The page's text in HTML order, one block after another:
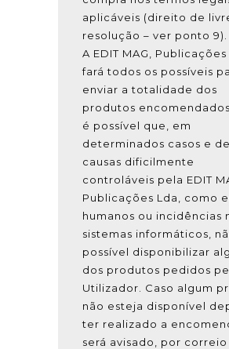
aplicáveis (direito de
resolução – ver ponto 9).
A EDIT MAG, Publicações
fará todos os possíveis
enviar a totalidade dos
produtos
é possível que, em
determinados casos e
causas dificilmente
controláveis pela EDIT
Publicações Lda, como
humanos ou incidências
sistemas informáticos,
possível disponibilizar
dos produtos pedidos
Utilizador. Caso algum
não esteja disponível
ter realizado a
será avisado, por correio